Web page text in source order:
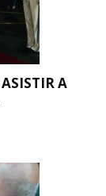
A